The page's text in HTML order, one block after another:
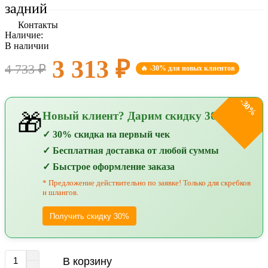
Оплата и доставка
Контакты
задний
Наличие:
В наличии
4 733 ₽ 3 313 ₽ 🔥 -30% для новых клиентов
-30%
🎁Новый клиент? Дарим скидку 30%!
✓ 30% скидка на первый чек
✓ Бесплатная доставка от любой суммы
✓ Быстрое оформление заказа
* Предложение действительно по заявке! Только для скребков
и шлангов.
Получить скидку 30%
В корзину